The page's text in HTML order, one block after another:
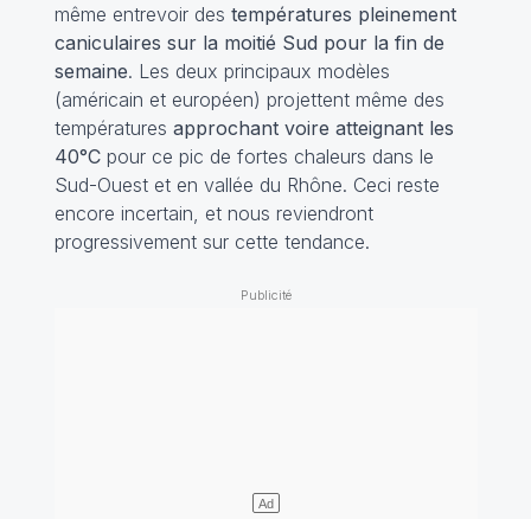
même entrevoir des températures pleinement
caniculaires sur la moitié Sud pour la fin de
semaine. Les deux principaux modèles
(américain et européen) projettent même des
températures approchant voire atteignant les
40°Cpour ce pic de fortes chaleurs dans le
Sud-Ouest et en vallée du Rhône. Ceci reste
encore incertain, et nous reviendront
progressivement sur cette tendance.